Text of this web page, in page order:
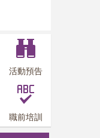
活動預告
職前培訓